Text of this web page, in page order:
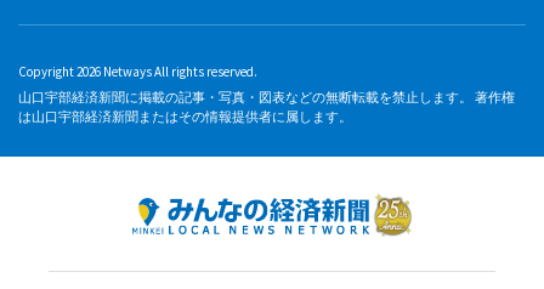
Copyright 2026 Netways All rights reserved.
山口宇部経済新聞に掲載の記事・写真・図表などの無断転載を禁止します。 著作権
は山口宇部経済新聞またはその情報提供者に属します。